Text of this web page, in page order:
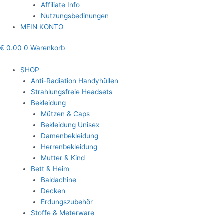
Affiliate Info
Nutzungsbedinungen
MEIN KONTO
€ 0.00 0 Warenkorb
SHOP
Anti-Radiation Handyhüllen
Strahlungsfreie Headsets
Bekleidung
Mützen & Caps
Bekleidung Unisex
Damenbekleidung
Herrenbekleidung
Mutter & Kind
Bett & Heim
Baldachine
Decken
Erdungszubehör
Stoffe & Meterware